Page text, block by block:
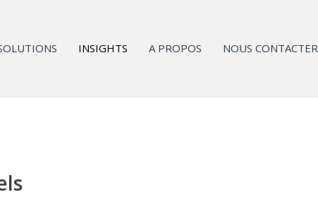
INSIGHTS A PROPOS NOUS CONTACTER